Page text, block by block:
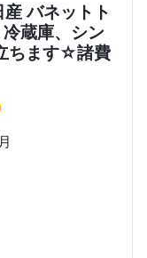
バネットト
蔵庫、シン
ちます☆諸費